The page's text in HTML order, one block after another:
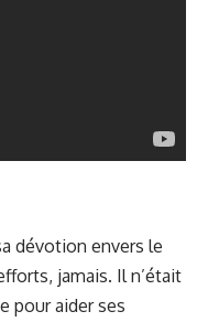
dévotion envers le
jamais. Il n’était
pour aider ses